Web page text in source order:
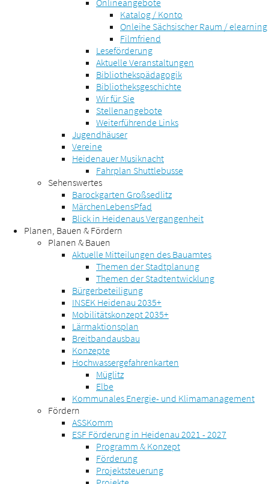
Onlineangebote
Katalog / Konto
Onleihe Sächsischer Raum / elearning
Filmfriend
Leseförderung
Aktuelle Veranstaltungen
Bibliothekspädagogik
Bibliotheksgeschichte
Wir für Sie
Stellenangebote
Weiterführende Links
Jugendhäuser
Vereine
Heidenauer Musiknacht
Fahrplan Shuttlebusse
Sehenswertes
Barockgarten Großsedlitz
MärchenLebensPfad
Blick in Heidenaus Vergangenheit
Planen, Bauen & Fördern
Planen & Bauen
Aktuelle Mitteilungen des Bauamtes
Themen der Stadtplanung
Themen der Stadtentwicklung
Bürgerbeteiligung
INSEK Heidenau 2035+
Mobilitätskonzept 2035+
Lärmaktionsplan
Breitbandausbau
Konzepte
Hochwassergefahrenkarten
Müglitz
Elbe
Kommunales Energie- und Klimamanagement
Fördern
ASSKomm
ESF Förderung in Heidenau 2021 - 2027
Programm & Konzept
Förderung
Projektsteuerung